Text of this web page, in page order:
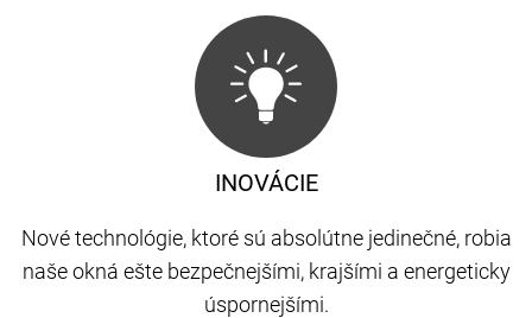
INOVÁCIE
Nové technológie, ktoré sú absolútne jedinečné, robia
naše okná ešte bezpečnejšími, krajšími a energeticky
úspornejšími.